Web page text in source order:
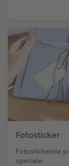
Fotosticker
Fotostickerele
speciale.